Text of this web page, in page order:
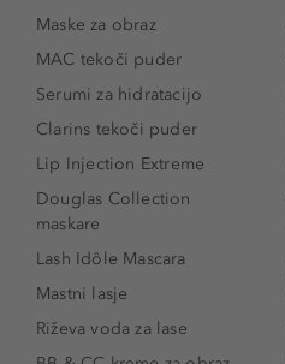
Maske za obraz
MAC tekoči puder
Serumi za hidratacijo
Clarins tekoči puder
Lip Injection Extreme
Douglas Collection
maskare
Lash Idôle Mascara
Mastni lasje
Riževa voda za lase